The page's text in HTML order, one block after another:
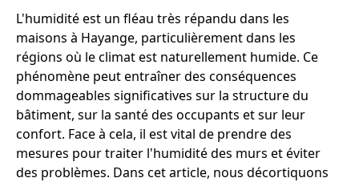
L'humidité est un fléau très répandu dans les
maisons à Hayange, particulièrement dans les
régions où le climat est naturellement humide. Ce
phénomène peut entraîner des conséquences
dommageables significatives sur la structure du
bâtiment, sur la santé des occupants et sur leur
confort. Face à cela, il est vital de prendre des
mesures pour traiter l'humidité des murs et éviter
des problèmes. Dans cet article, nous décortiquons